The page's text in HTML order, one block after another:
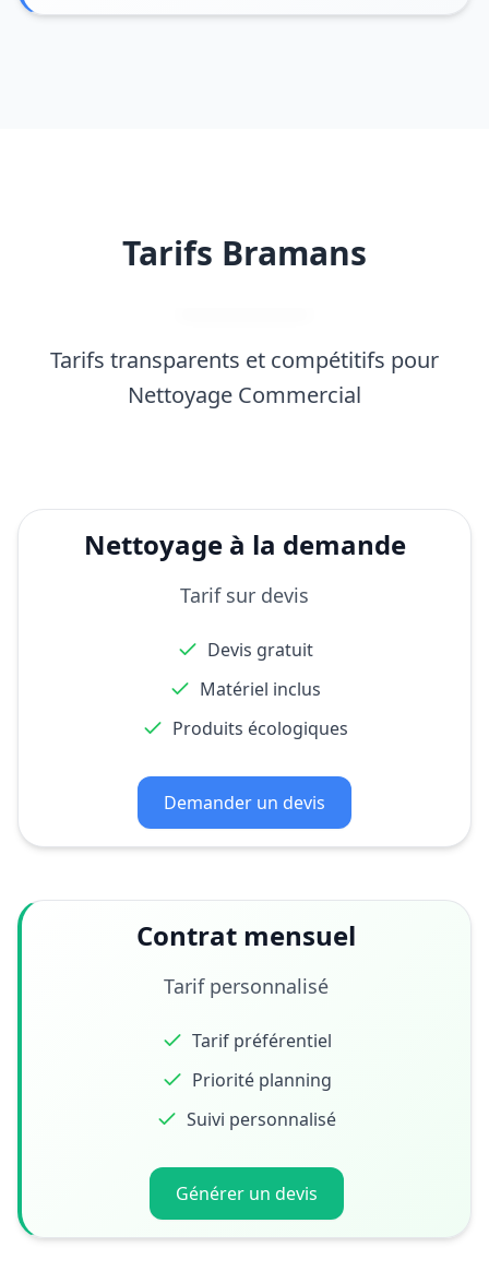
Tarifs Bramans
Tarifs transparents et compétitifs pour
Nettoyage Commercial
Nettoyage à la demande
Tarif sur devis
Devis gratuit
Matériel inclus
Produits écologiques
Demander un devis
Contrat mensuel
Tarif personnalisé
Tarif préférentiel
Priorité planning
Suivi personnalisé
Générer un devis